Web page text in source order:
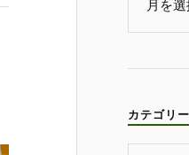
カテゴリー